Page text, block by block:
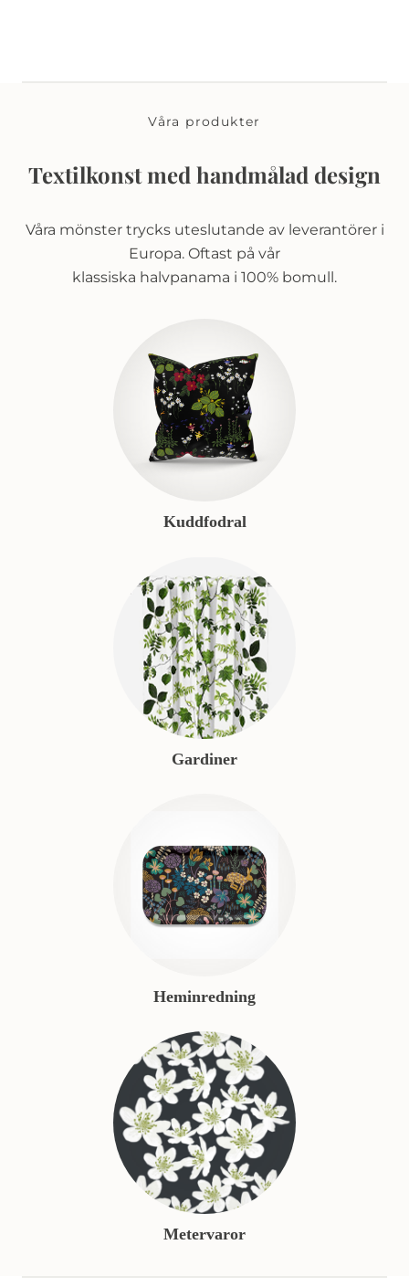
Våra produkter
Textilkonst med handmålad design
Våra mönster trycks uteslutande av leverantörer i
Europa. Oftast på vår
klassiska halvpanama i 100% bomull.
Kuddfodral
Gardiner
Heminredning
Metervaror